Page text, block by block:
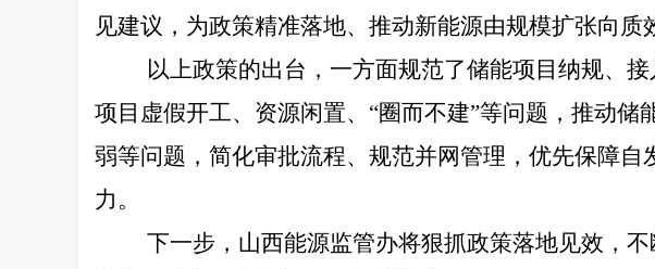
见建议，为政策精准落地、推动新能源由规模扩张向质
以上政策的出台，一方面规范了储能项目纳规、
项目虚假开工、资源闲置、 “圈而不建”等问题，推动
弱等问题，简化审批流程、规范并网管理，优先保障
力。
下一步，山西能源监管办将狠抓政策落地见效，